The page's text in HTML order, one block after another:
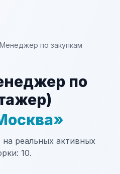
Менеджер по закупкам
по
на реальных активных
10.